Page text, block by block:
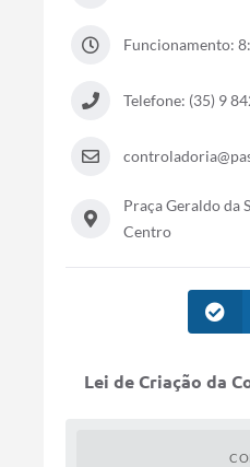
Funcionamento:
Telefone: (35) 9
Praça Geraldo da
Centro
Lei de Criação da